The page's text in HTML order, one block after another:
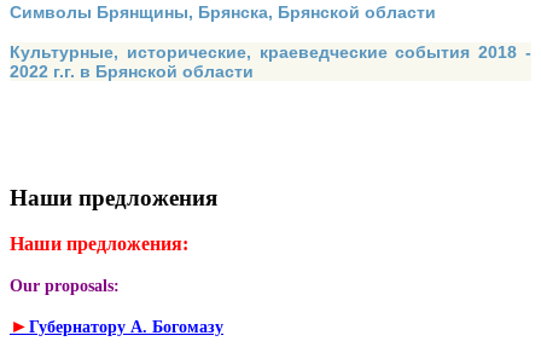
Символы Брянщины, Брянска, Брянской области
Культурные, исторические, краеведческие события 2018 -
2022 г.г. в Брянской области
Наши предложения
Наши предложения:
Our proposals:
► Губернатору А. Богомазу